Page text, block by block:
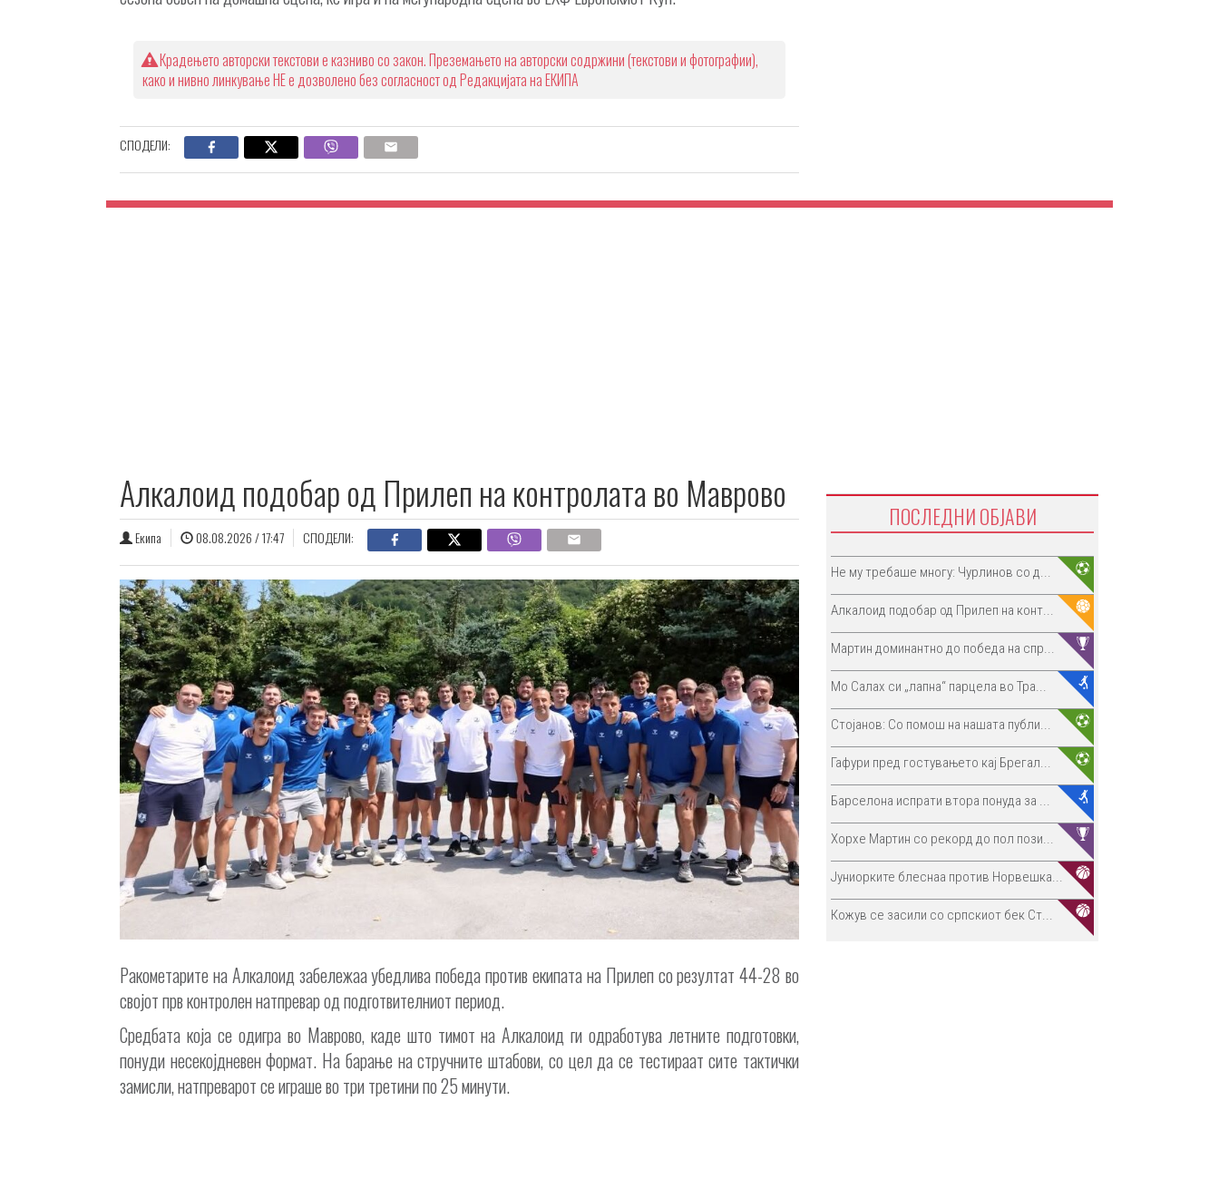
Крадењето авторски текстови е казниво со закон. Преземањето на авторски содржини (текстови и фотографии),
како и нивно линкување НЕ е дозволено без согласност од Редакцијата на ЕКИПА
СПОДЕЛИ:
Алкалоид подобар од Прилеп на контролата во Маврово
Екипа 08.08.2026 / 17:47 СПОДЕЛИ:
Ракометарите на Алкалоид забележаа убедлива победа против екипата на Прилеп со резултат 44-28 во
својот прв контролен натпревар од подготвителниот период.
Средбата која се одигра во Маврово, каде што тимот на Алкалоид ги одработува летните подготовки,
понуди несекојдневен формат. На барање на стручните штабови, со цел да се тестираат сите тактички
замисли, натпреварот се играше во три третини по 25 минути.
ПОСЛЕДНИ ОБЈАВИ
Не му требаше многу: Чурлинов со д...
Алкалоид подобар од Прилеп на конт...
Мартин доминантно до победа на спр...
Мо Салах си „лапна“ парцела во Тра...
Стојанов: Со помош на нашата публи...
Гафури пред гостувањето кај Брегал...
Барселона испрати втора понуда за ...
Хорхе Мартин со рекорд до пол пози...
Јуниорките блеснаа против Норвешка...
Кожув се засили со српскиот бек Ст...